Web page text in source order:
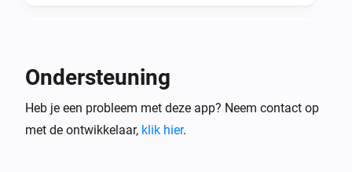
Danfoss Ally Thermostat
De temperatuur verandert
Ondersteuning
Heb je een probleem met deze app? Neem contact op
met de ontwikkelaar, klik hier.